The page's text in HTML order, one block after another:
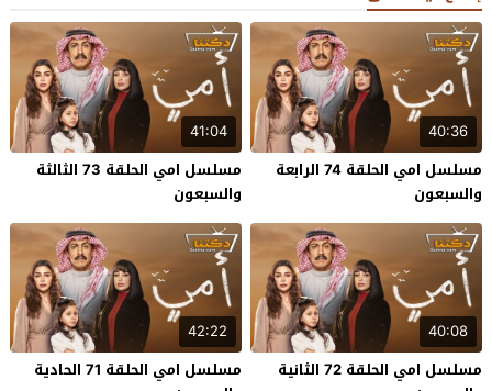
40:36
مسلسل امي الحلقة 74 الرابعة
والسبعون
41:04
مسلسل امي الحلقة 73 الثالثة
والسبعون
40:08
مسلسل امي الحلقة 72 الثانية
42:22
مسلسل امي الحلقة 71 الحادية